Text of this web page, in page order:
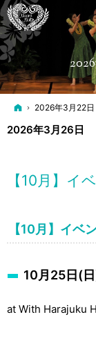
ホーム
2026年3月22
2026年3月26日
【10月】イ
【10月】イベ
10月25日(
at With Harajuku